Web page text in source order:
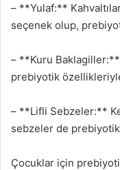
– **Yulaf:**
seçenek olup,
– **Kuru
prebiyotik
– **Lifli Sebzeler:**
sebzeler de prebiyotik
Çocuklar için